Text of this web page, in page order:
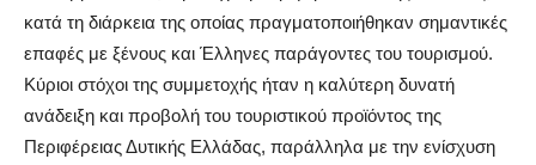
κατά τη διάρκεια της οποίας πραγματοποιήθηκαν σημαντικές
επαφές με ξένους και Έλληνες παράγοντες του τουρισμού.
Κύριοι στόχοι της συμμετοχής ήταν η καλύτερη δυνατή
ανάδειξη και προβολή του τουριστικού προϊόντος της
Περιφέρειας Δυτικής Ελλάδας, παράλληλα με την ενίσχυση